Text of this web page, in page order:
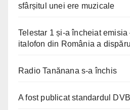
sfârșitul unei ere muzicale
Telestar 1 și-a încheiat emisia
italofon din România a
Radio Tanănana s-a închis
A fost publicat standardul